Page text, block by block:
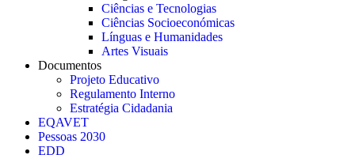
Ciências e Tecnologias
Ciências Socioeconómicas
Línguas e Humanidades
Artes Visuais
Documentos
Projeto Educativo
Regulamento Interno
Estratégia Cidadania
EQAVET
Pessoas 2030
EDD